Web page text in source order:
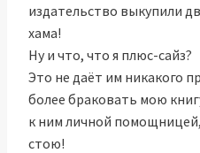
издательство выкупили
хама!
Ну и что, что я плюс-сайз?
Это не даёт им никакого
более браковать мою
к ним личной
стою!